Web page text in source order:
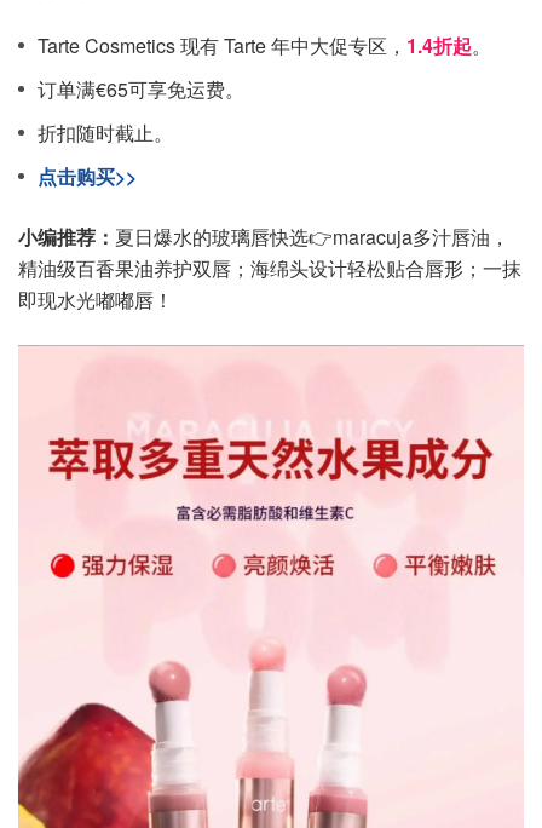
Tarte Cosmetics 现有 Tarte 年中大促专区， 1.4折起。
订单满€65可享免运费。
折扣随时截止。
点击购买>>
小编推荐： 夏日爆水的玻璃唇快选👉maracuja多汁唇油，
精油级百香果油养护双唇；海绵头设计轻松贴合唇形；一抹
即现水光嘟嘟唇！